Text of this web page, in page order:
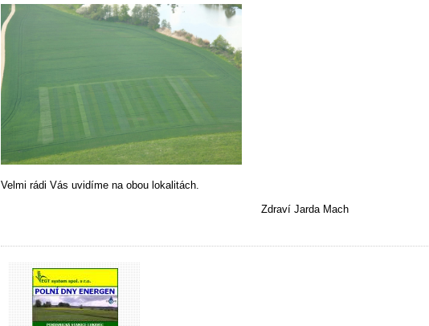
Velmi rádi Vás uvidíme na obou lokalitách.
Zdraví Jarda Mach